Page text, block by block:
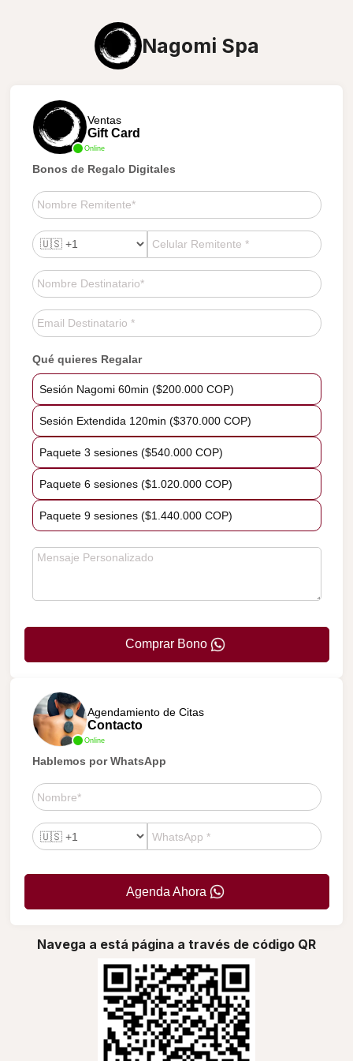
Nagomi Spa
Online
Ventas
Gift Card
Bonos de Regalo Digitales
Qué quieres Regalar
Sesión Nagomi 60min ($200.000 COP)
Sesión Extendida 120min ($370.000 COP)
Paquete 3 sesiones ($540.000 COP)
Paquete 6 sesiones ($1.020.000 COP)
Paquete 9 sesiones ($1.440.000 COP)
Comprar Bono
Online
Agendamiento de Citas
Contacto
Hablemos por WhatsApp
Agenda Ahora
Navega a está página a través de código QR